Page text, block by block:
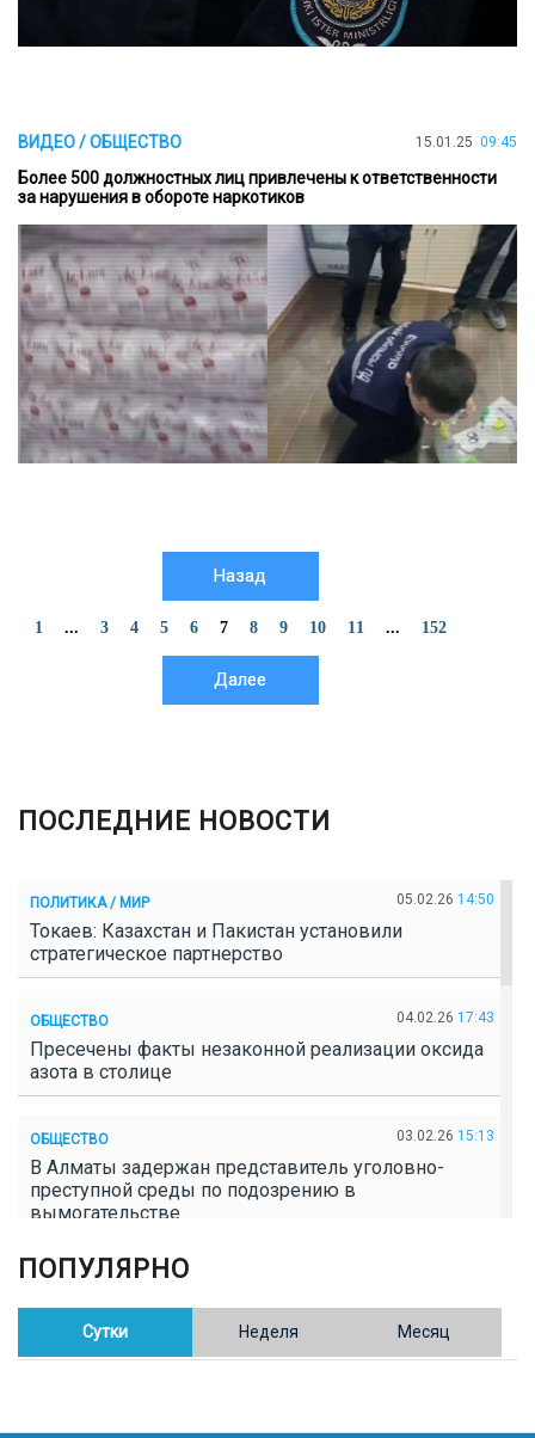
ВИДЕО / ОБЩЕСТВО 15.01.25 09:45
Более 500 должностных лиц привлечены к ответственности
за нарушения в обороте наркотиков
Назад
1 ... 3 4 5 6 7 8 9 10 11 ... 152
Далее
ПОСЛЕДНИЕ НОВОСТИ
ПОЛИТИКА / МИР 05.02.26 14:50
Токаев: Казахстан и Пакистан установили
стратегическое партнерство
ОБЩЕСТВО 04.02.26 17:43
Пресечены факты незаконной реализации оксида
азота в столице
ОБЩЕСТВО 03.02.26 15:13
В Алматы задержан представитель уголовно-
преступной среды по подозрению в
вымогательстве
ОБЩЕСТВО
Полицейские пресекли незаконное выращивание
конопли в Таразе
Казахстан возглавил Договор о зоне, свободной от
ПОПУЛЯРНО
Сутки Неделя Месяц